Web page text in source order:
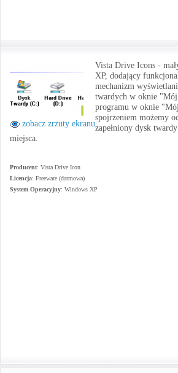
zobacz zrzuty ekranu
Vista Drive Icons -
XP, dodający
mechanizm
twardych w oknie
programu w oknie
spojrzeniem możemy
zapełniony dysk
miejsca.
Producent: Vista Drive Icon
Licencja: Freeware (darmowa)
System Operacyjny: Windows XP